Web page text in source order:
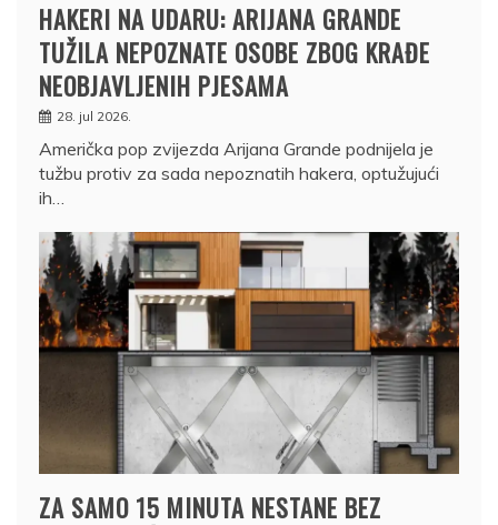
HAKERI NA UDARU: ARIJANA GRANDE
TUŽILA NEPOZNATE OSOBE ZBOG KRAĐE
NEOBJAVLJENIH PJESAMA
28. jul 2026.
Američka pop zvijezda Arijana Grande podnijela je
tužbu protiv za sada nepoznatih hakera, optužujući
ih…
ZA SAMO 15 MINUTA NESTANE BEZ